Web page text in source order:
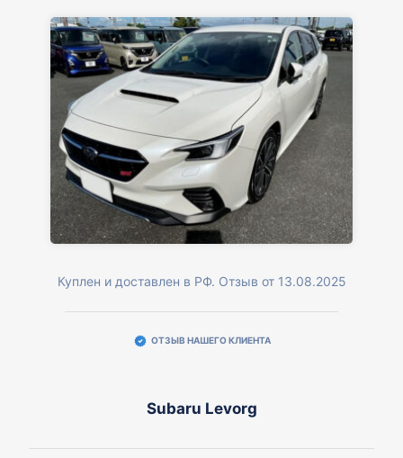
Куплен и доставлен в РФ. Отзыв от 13.08.2025
ОТЗЫВ НАШЕГО КЛИЕНТА
Subaru Levorg